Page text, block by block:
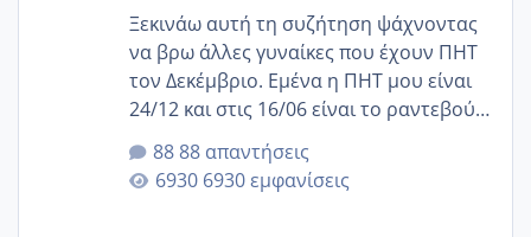
Ξεκινάω αυτή τη συζήτηση ψάχνοντας
να βρω άλλες γυναίκες που έχουν ΠΗΤ
τον Δεκέμβριο. Εμένα η ΠΗΤ μου είναι
24/12 και στις 16/06 είναι το ραντεβού
της αυχενικής διαφάνειας. Έχω αρκετό
άγχος και οι μέρες δεν φαίνεται να
περνάνε με τίποτα.
88 απαντήσεις
6930 εμφανίσεις